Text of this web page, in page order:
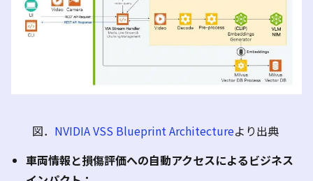
図． NVIDIA VSS Blueprint Architectureより出典
車両情報と損傷評価への自動アクセスによるビジネス